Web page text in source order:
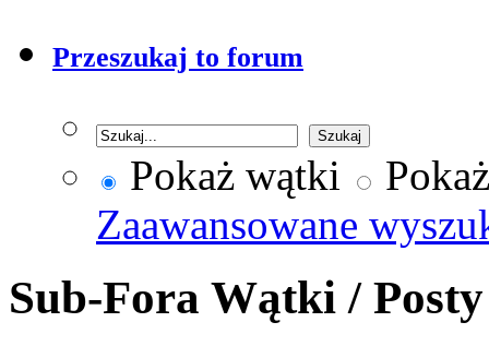
Przeszukaj to forum
Pokaż wątki
Zaawansowane
Sub-Fora Wątki /